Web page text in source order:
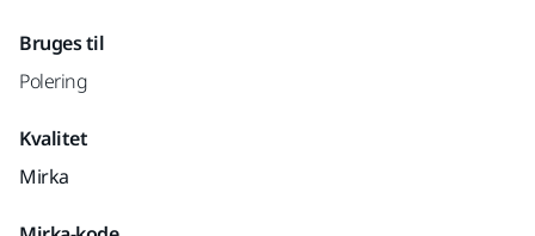
Bruges til
Polering
Kvalitet
Mirka